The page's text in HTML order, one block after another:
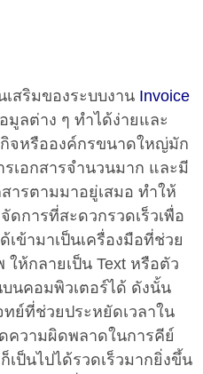
เสริมของระบบงาน Invoice
มูลต่าง ๆ ทำได้ง่ายและ
กิจหรือองค์กรขนาดใหญ่มัก
เอกสารจำนวนมาก และมี
ารตามมาอยู่เสมอ ทำให้
ดการที่สะดวกรวดเร็วเพื่อ
เข้ามาเป็นเครื่องมือที่ช่วย
ห้กลายเป็น Text หรือตัว
นคอมพิวเตอร์ได้ ดังนั้น
ทย์ที่ช่วยประหยัดเวลาใน
ความผิดพลาดในการคีย์
ป็นไปได้รวดเร็วมากยิ่งขึ้น